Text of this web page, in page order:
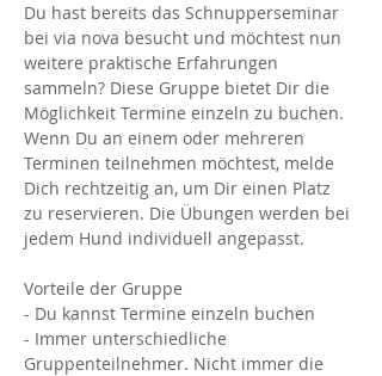
Du hast bereits das Schnupperseminar
bei via nova besucht und möchtest nun
weitere praktische Erfahrungen
sammeln? Diese Gruppe bietet Dir die
Möglichkeit Termine einzeln zu buchen.
Wenn Du an einem oder mehreren
Terminen teilnehmen möchtest, melde
Dich rechtzeitig an, um Dir einen Platz
zu reservieren. Die Übungen werden bei
jedem Hund individuell angepasst.
Vorteile der Gruppe
- Du kannst Termine einzeln buchen
- Immer unterschiedliche
Gruppenteilnehmer. Nicht immer die